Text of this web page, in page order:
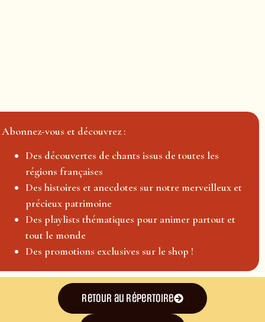
Abonnez-vous et découvrez :
Des découvertes de chants issus de toutes les
régions françaises
Des histoires et anecdotes sur notre merveilleux et
précieux patrimoine
Des playlists thématiques pour animer partout et
tout le monde
Des promotions exclusives sur le shop !
Retour au répertoire